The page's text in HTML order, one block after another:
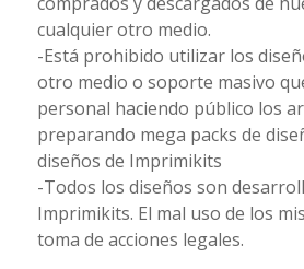
cualquier otro medio.
-Está prohibido utilizar los
otro medio o soporte masivo
personal haciendo público los
preparando mega packs de
diseños de Imprimikits
-Todos los diseños son
Imprimikits. El mal uso de los
toma de acciones legales.